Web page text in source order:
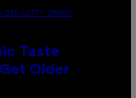
GETTY IMAGES
Taste
Older